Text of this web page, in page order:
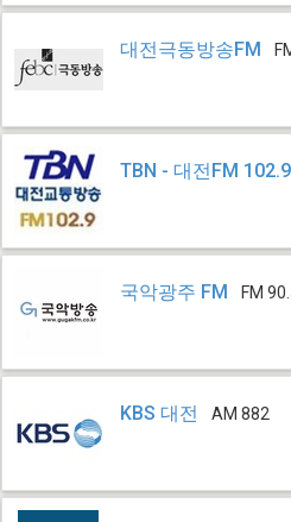
대전극동방송FM
TBN - 대전FM 102.9
국악광주 FM FM
KBS 대전 AM 882